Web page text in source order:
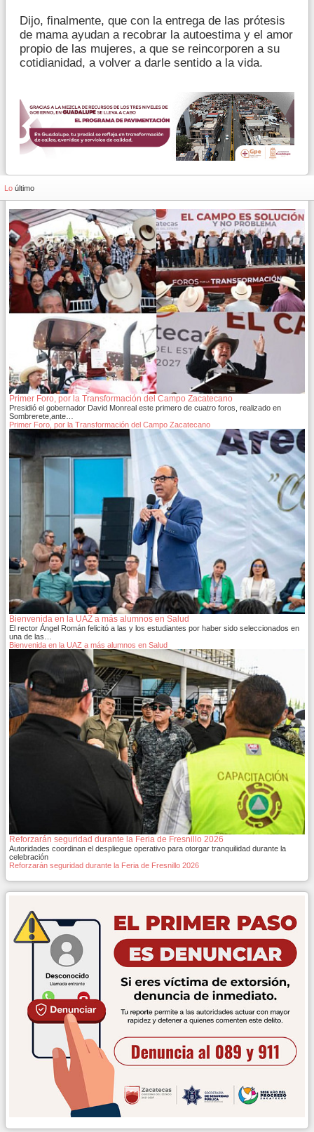
Dijo, finalmente, que con la entrega de las prótesis
de mama ayudan a recobrar la autoestima y el amor
propio de las mujeres, a que se reincorporen a su
cotidianidad, a volver a darle sentido a la vida.
Lo último
Primer Foro, por la Transformación del Campo Zacatecano
Presidió el gobernador David Monreal este primero de cuatro foros, realizado en
Sombrerete,ante…
Primer Foro, por la Transformación del Campo Zacatecano
Bienvenida en la UAZ a más alumnos en Salud
El rector Ángel Román felicitó a las y los estudiantes por haber sido seleccionados en
una de las…
Bienvenida en la UAZ a más alumnos en Salud
Reforzarán seguridad durante la Feria de Fresnillo 2026
Autoridades coordinan el despliegue operativo para otorgar tranquilidad durante la
celebración
Reforzarán seguridad durante la Feria de Fresnillo 2026